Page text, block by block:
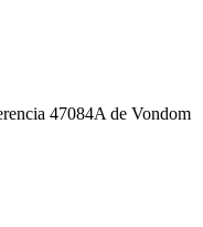
47084A de Vondom